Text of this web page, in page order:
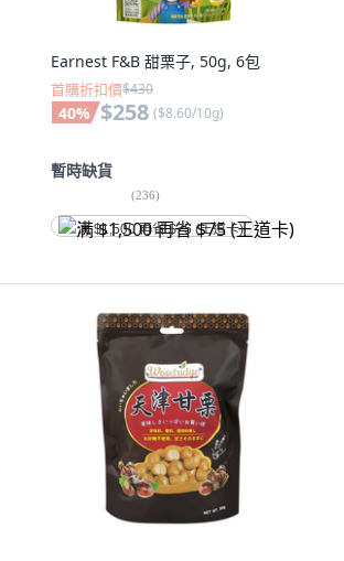
Earnest F&B 甜栗子, 50g, 6包
首購折扣價$430
40% $258 ($8.60/10g)
暫時缺貨
(236)
满 $1,500 再省 $75 (王道卡)